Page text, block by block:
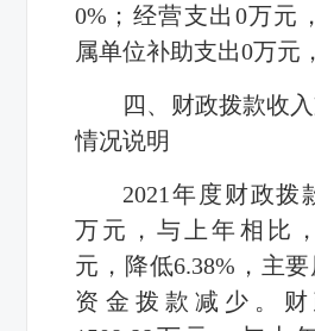
0%；经营支出0万元
属单位补助支出0万元
四、财政拨款收
情况说明
2021年度财政拨
万元，与上年相比
元，降低6.38%，主
资金拨款减少。